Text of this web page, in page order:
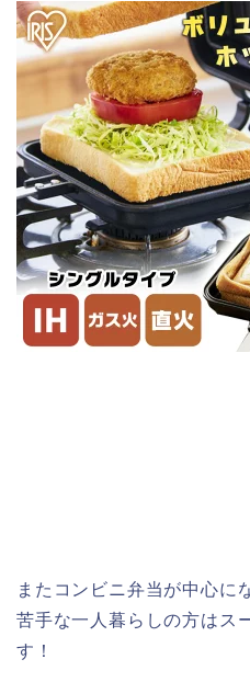
またコンビニ弁当が中心に
苦手な一人暮らしの方はス
す！